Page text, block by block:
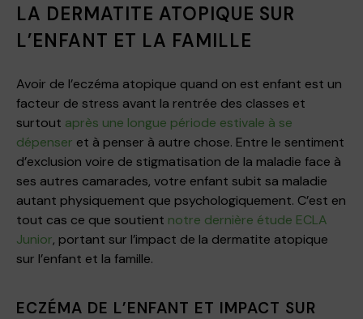
LA DERMATITE ATOPIQUE SUR
L’ENFANT ET LA FAMILLE
Avoir de l’eczéma atopique quand on est enfant est un
facteur de stress avant la rentrée des classes et
surtout après une longue période estivale à se
dépenser et à penser à autre chose. Entre le sentiment
d’exclusion voire de stigmatisation de la maladie face à
ses autres camarades, votre enfant subit sa maladie
autant physiquement que psychologiquement. C’est en
tout cas ce que soutient notre dernière étude ECLA
Junior, portant sur l’impact de la dermatite atopique
sur l’enfant et la famille.
ECZÉMA DE L’ENFANT ET IMPACT SUR